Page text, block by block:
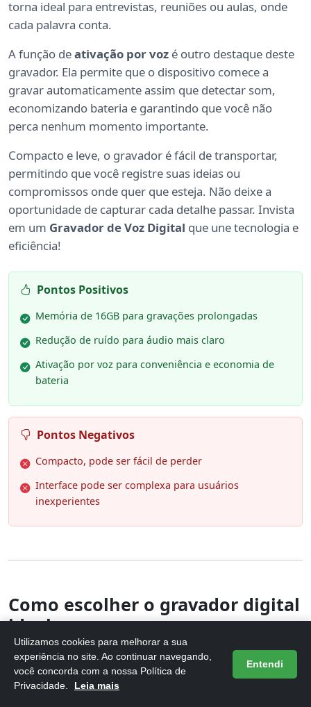
torna ideal para entrevistas, reuniões ou aulas, onde
cada palavra conta.
A função deativação por voz é outro destaque deste
gravador. Ela permite que o dispositivo comece a
gravar automaticamente assim que detectar som,
economizando bateria e garantindo que você não
perca nenhum momento importante.
Compacto e leve, o gravador é fácil de transportar,
permitindo que você registre suas ideias ou
compromissos onde quer que esteja. Não deixe a
oportunidade de capturar cada detalhe passar. Invista
em um Gravador de Voz Digital que une tecnologia e
eficiência!
Pontos Positivos
Memória de 16GB para gravações prolongadas
Redução de ruído para áudio mais claro
Ativação por voz para conveniência e economia de
bateria
Pontos Negativos
Compacto, pode ser fácil de perder
Interface pode ser complexa para usuários
inexperientes
Como escolher o gravador digital
ideal
Escolher o gravador digital ideal pode ser um desafio,
mas é fundamental considerar algumas características-
Utilizamos cookies para melhorar a sua
experiência no site. Ao continuar navegando,
você concorda com a nossa Política de
Privacidade.
Leia mais
Entendi